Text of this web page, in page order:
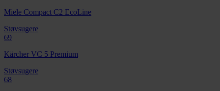
Miele Compact C2 EcoLine
Støvsugere
69
Kärcher VC 5 Premium
Støvsugere
68